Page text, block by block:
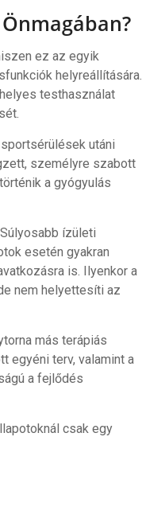
ez az egyik
helyreállítására.
testhasználat
utáni
személyre szabott
a gyógyulás
ízületi
esetén gyakran
is. Ilyenkor a
nem helyettesíti az
más terápiás
egyéni terv, valamint a
a fejlődés
csak egy